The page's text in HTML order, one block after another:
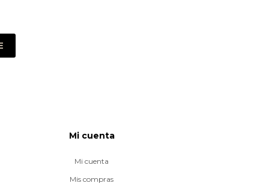
Mi cuenta
Mi cuenta
Mis compras